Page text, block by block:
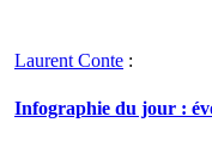
Laurent Conte :
Infographie du jour :